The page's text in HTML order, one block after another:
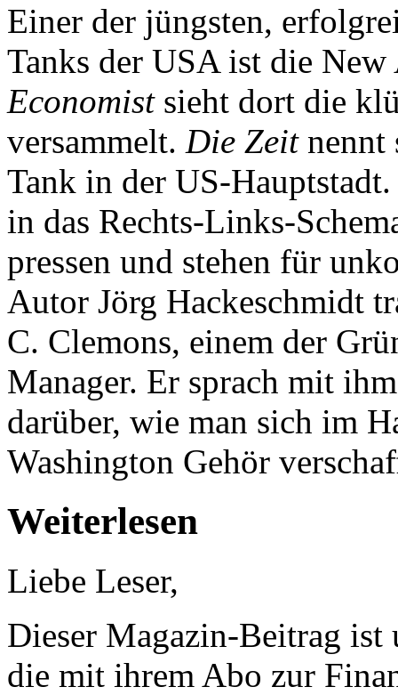
Einer der jüngsten,
Tanks der USA ist die
Economistsieht dort die
versammelt. Die Zeit nennt
Tank in der US-
in das Rechts-Links-
pressen und stehen für
Autor Jörg Hackeschmidt
C. Clemons, einem der
Manager. Er sprach mit
darüber, wie man sich im
Washington Gehör
Weiterlesen
Liebe Leser,
Dieser Magazin-Beitrag ist
die mit ihrem Abo zur